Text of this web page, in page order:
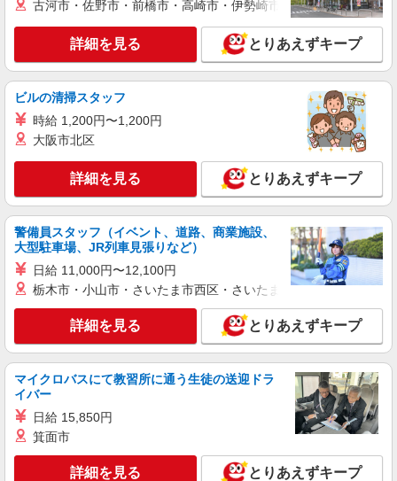
キープ 詳細を見る
派遣社員
株式会社kotrio /●FK-H-2066821
田川市＊グループホームSTAFF＊経験不問◎
通費全支給(ガソリン代含む)＞
最寄り：田川伊田駅
キープ 詳細を見る
派遣社員
株式会社kotrio /●FK-H-2086391
＜田川市＞小さなデイサービスSTAFF募集≪
週3勤務≫≪夕方退社≫
時給1450円〜2062円 ＜日払い有/週払い有/交
最寄り：田川伊田駅
詳細を見る
古河市・佐野市・前橋市・高崎市・伊勢崎市・太田市・館林市
詳細を見る とりあえずキープ
ビルの清掃スタッフ
時給 1,200円〜1,200円
大阪市北区
詳細を見る とりあえずキープ
警備員スタッフ（イベント、道路、商業施設、
大型駐車場、JR列車見張りなど）
日給 11,000円〜12,100円
栃木市・小山市・さいたま市西区・さいたま市岩槻区・久喜市・
詳細を見る とりあえずキープ
マイクロバスにて教習所に通う生徒の送迎ドラ
イバー
日給 15,850円
箕面市
詳細を見る とりあえずキープ